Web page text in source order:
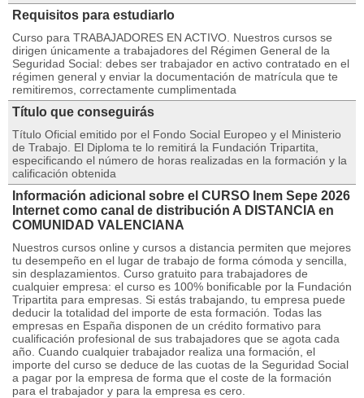
Requisitos para estudiarlo
Curso para TRABAJADORES EN ACTIVO. Nuestros cursos se
dirigen únicamente a trabajadores del Régimen General de la
Seguridad Social: debes ser trabajador en activo contratado en el
régimen general y enviar la documentación de matrícula que te
remitiremos, correctamente cumplimentada
Título que conseguirás
Título Oficial emitido por el Fondo Social Europeo y el Ministerio
de Trabajo. El Diploma te lo remitirá la Fundación Tripartita,
especificando el número de horas realizadas en la formación y la
calificación obtenida
Información adicional sobre el CURSO Inem Sepe 2026
Internet como canal de distribución A DISTANCIA en
COMUNIDAD VALENCIANA
Nuestros cursos online y cursos a distancia permiten que mejores
tu desempeño en el lugar de trabajo de forma cómoda y sencilla,
sin desplazamientos. Curso gratuito para trabajadores de
cualquier empresa: el curso es 100% bonificable por la Fundación
Tripartita para empresas. Si estás trabajando, tu empresa puede
deducir la totalidad del importe de esta formación. Todas las
empresas en España disponen de un crédito formativo para
cualificación profesional de sus trabajadores que se agota cada
año. Cuando cualquier trabajador realiza una formación, el
importe del curso se deduce de las cuotas de la Seguridad Social
a pagar por la empresa de forma que el coste de la formación
para el trabajador y para la empresa es cero.